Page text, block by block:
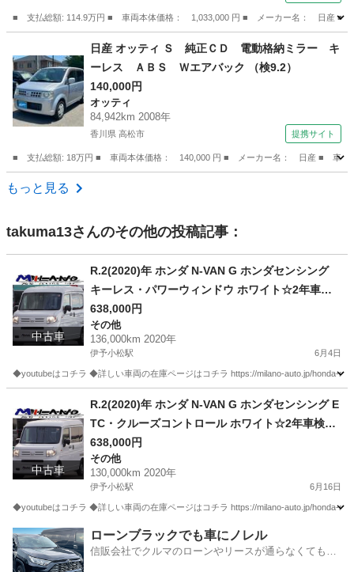
■ 支払総額: 114.9万円 ■ 車両本体価格： 1,033,000 円 ■ メーカー名： 日産
デイズ
日産 オッティ Ｓ 純正ＣＤ 電動格納ミラー キ
ーレス ＡＢＳ Ｗエアバック （検9.2）
140,000円
オッティ
84,942km 2008年
香川県 高松市 提携サイト
■ 支払総額: 18万円 ■ 車両本体価格： 140,000 円 ■ メーカー名： 日産 ■ 車
香川 高松市
もっと見る
takuma13さんのその他の投稿記事：
中古車
R.2(2020)年 ホンダ N-VAN G ホンダセンシング
キーレス・パワーウィンドウ ホワイト☆2年車検
付き・整備渡・1年保証付☆
638,000円
その他
136,000km 2020年
伊予小松駅 6月4日
◆youtubeはコチラ ◆詳しい車両の在庫ページはコチラ https://milano-auto.jp/honda-n-
伊予小松駅 その他
中古車
R.2(2020)年 ホンダ N-VAN G ホンダセンシング E
TC・クルーズコントロール ホワイト☆2年車検付
き・整備渡・1年保証付☆130,000km
638,000円
その他
130,000km 2020年
伊予小松駅 6月16日
◆youtubeはコチラ ◆詳しい車両の在庫ページはコチラ https://milano-auto.jp/honda-n-
愛媛 西条市 伊予小松駅 その他 VAN
ローンブラックでも車にノレル
信販会社でクルマのローンやリースが通らなくてもク